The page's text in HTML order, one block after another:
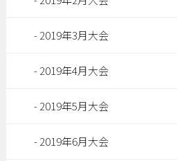
2019年3月大会
2019年4月大会
2019年5月大会
2019年6月大会